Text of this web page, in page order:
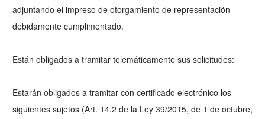
adjuntando el impreso de otorgamiento de representación
debidamente cumplimentado.
Están obligados a tramitar telemáticamente sus solicitudes:
Estarán obligados a tramitar con certificado electrónico los
siguientes sujetos (Art. 14.2 de la Ley 39/2015, de 1 de octubre,